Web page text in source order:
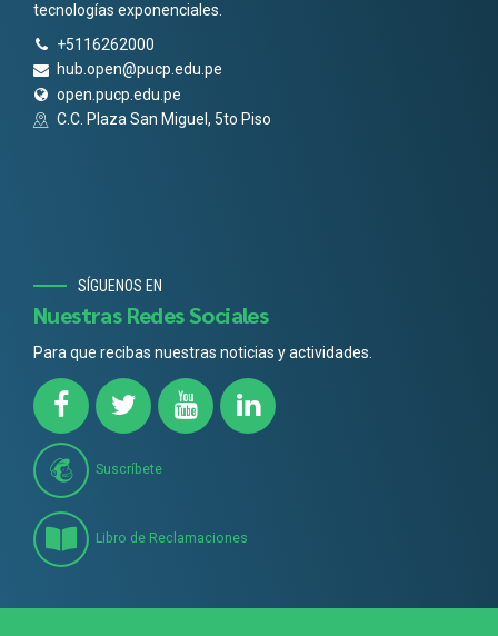
tecnologías exponenciales.
+5116262000
hub.open@pucp.edu.pe
open.pucp.edu.pe
C.C. Plaza San Miguel, 5to Piso
SÍGUENOS EN
Nuestras Redes Sociales
Para que recibas nuestras noticias y actividades.
Suscríbete
Libro de Reclamaciones